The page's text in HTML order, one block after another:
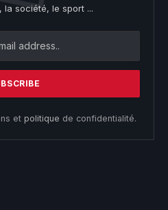
la société, le sport ...
et politique de confidentialité.